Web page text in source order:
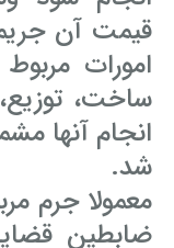
قیمت آن
امورات
ساخت،
انجام آنها
شد.
معمولا جرم
ضابطین